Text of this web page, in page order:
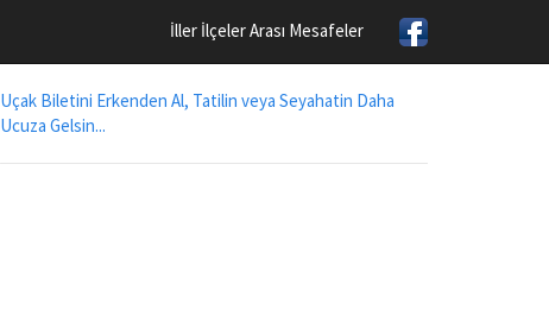
İller İlçeler Arası Mesafeler
Uçak Biletini Erkenden Al, Tatilin veya Seyahatin Daha
Ucuza Gelsin...